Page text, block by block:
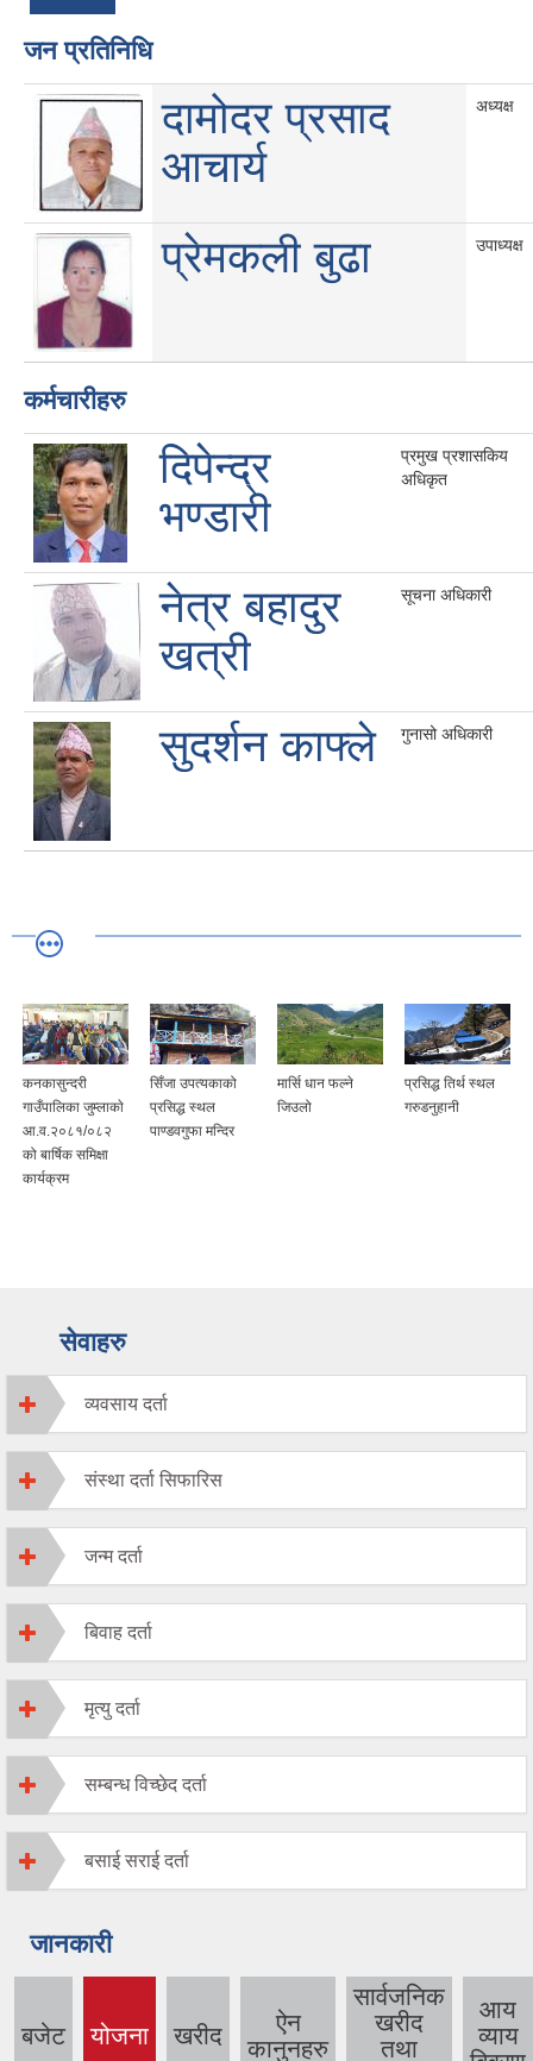
जन प्रतिनिधि
दामोदर प्रसाद
आचार्य
अध्यक्ष
प्रेमकली बुढा उपाध्यक्ष
कर्मचारीहरु
दिपेन्द्र
भण्डारी
प्रमुख प्रशासकिय
अधिकृत
नेत्र बहादुर
खत्री
सूचना अधिकारी
सुदर्शन काफ्ले गुनासो अधिकारी
कनकासुन्दरी
गाउँपालिका जुम्लाकाे
आ.व.२०८१/०८२
को बार्षिक समिक्षा
कार्यक्रम
सिँजा उपत्यकाको
प्रसिद्ध स्थल
पाण्डवगुफा मन्दिर
मार्सि धान फल्ने
जिउलो
प्रसिद्ध तिर्थ स्थल
गरुडनुहानी
सेवाहरु
व्यवसाय दर्ता
संस्था दर्ता सिफारिस
जन्म दर्ता
बिवाह दर्ता
मृत्यु दर्ता
सम्बन्ध विच्छेद दर्ता
बसाई सराई दर्ता
जानकारी
बजेट योजना
(active
खरीद
ऐन
कानुनहरु
सार्वजनिक
खरीद
तथा
आय
व्याय